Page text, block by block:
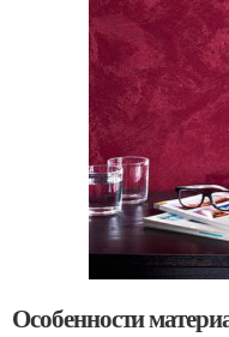
Особенности